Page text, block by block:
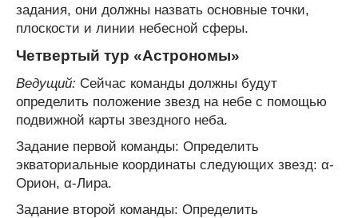
задания, они должны назвать основные точки,
плоскости и линии небесной сферы.
Четвертый тур «Астрономы»
Ведущий: Сейчас команды должны будут
определить положение звезд на небе с помощью
подвижной карты звездного неба.
Задание первой команды: Определить
экваториальные координаты следующих звезд: α-
Орион, α-Лира.
Задание второй команды: Определить